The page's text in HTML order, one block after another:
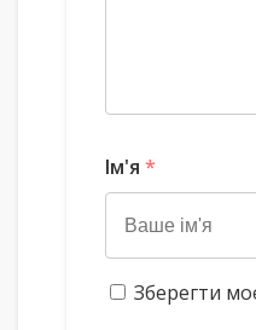
Ім'я *
Зберегти